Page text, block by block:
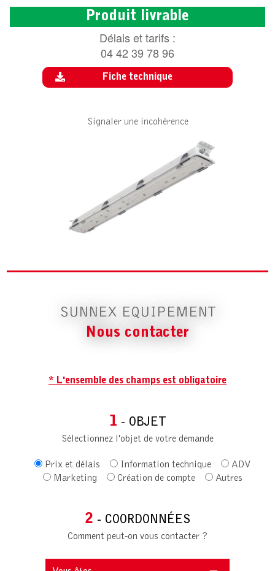
Produit livrable
Délais et tarifs :
04 42 39 78 96
Fiche technique
Signaler une incohérence
SUNNEX EQUIPEMENT
Nous contacter
* L'ensemble des champs est obligatoire
1 - OBJET
Sélectionnez l'objet de votre demande
Prix et délais Information technique
ADV
Marketing
Création de compte Autres
2 - COORDONNÉES
Comment peut-on vous contacter ?